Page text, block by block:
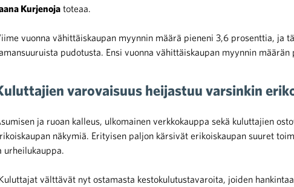
Kurjenoja toteaa.
vuonna vähittäiskaupan myynnin määrä pieneni 3,6 prosenttia, ja
pudotusta. Ensi vuonna vähittäiskaupan myynnin
varovaisuus heijastuu varsinkin
ja ruoan kalleus, ulkomainen verkkokauppa sekä kuluttajien
näkymiä. Erityisen paljon kärsivät erikoiskaupan suuret
urheilukauppa.
välttävät nyt ostamasta kestokulutustavaroita, joiden
Kaupan liitossa